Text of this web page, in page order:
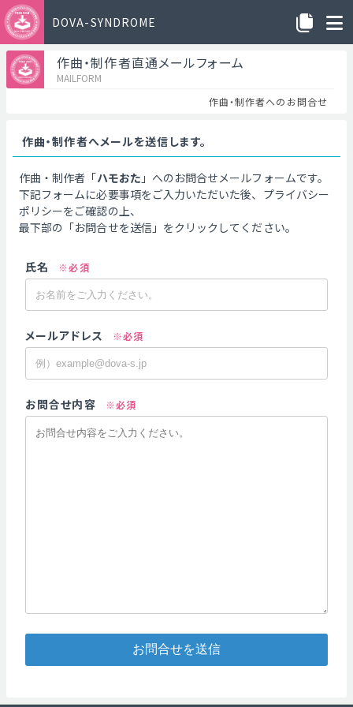
DOVA-SYNDROME
作曲・制作者直通メールフォーム
MAILFORM
作曲・制作者へのお問合せ
作曲・制作者へメールを送信します。
作曲・制作者「ハモおた 」へのお問合せメールフォームです。
下記フォームに必要事項をご入力いただいた後、プライバシー
ポリシーをご確認の上、
最下部の「お問合せを送信」をクリックしてください。
氏名 ※必須
メールアドレス ※必須
お問合せ内容 ※必須
お問合せを送信